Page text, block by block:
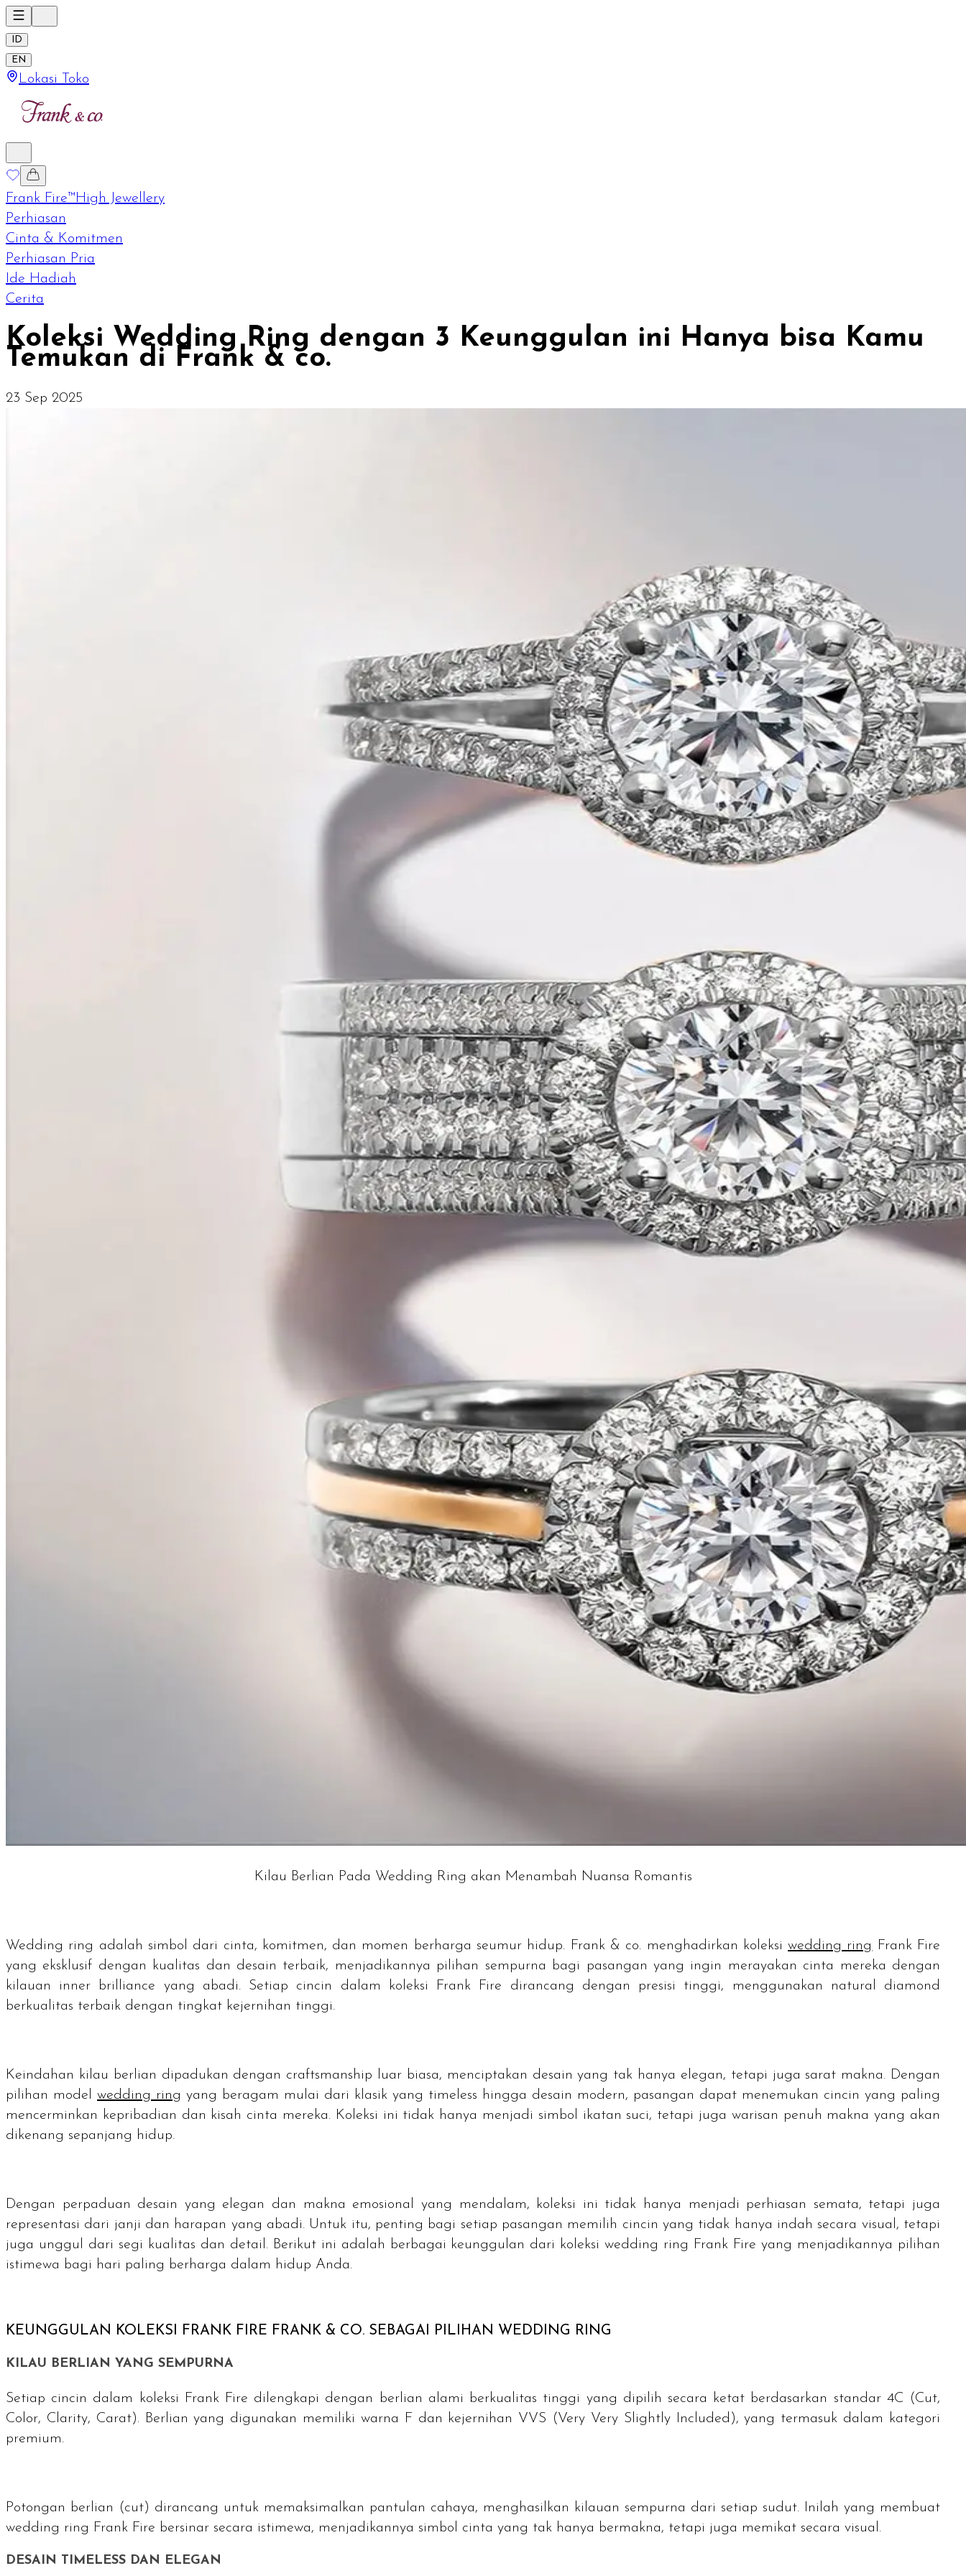
ID
EN
Lokasi Toko
Frank Fire™High Jewellery
Perhiasan
Cinta & Komitmen
Perhiasan Pria
Ide Hadiah
Cerita
Koleksi Wedding Ring dengan 3 Keunggulan ini Hanya bisa Kamu
Temukan di Frank & co.
23 Sep 2025
Kilau Berlian Pada Wedding Ring akan Menambah Nuansa Romantis
Wedding ring adalah simbol dari cinta, komitmen, dan momen berharga seumur hidup. Frank & co. menghadirkan koleksiwedding ring
Frank Fire
yang eksklusif dengan kualitas dan desain terbaik, menjadikannya pilihan sempurna bagi pasangan yang ingin merayakan cinta mereka dengan
kilauan inner brilliance yang abadi. Setiap cincin dalam koleksi Frank Fire dirancang dengan presisi tinggi, menggunakan
natural diamond
berkualitas terbaik dengan tingkat kejernihan tinggi.
Keindahan kilau berlian dipadukan dengan craftsmanship
luar biasa, menciptakan desain yang tak hanya elegan, tetapi juga sarat makna. Dengan
pilihan model wedding ring yang beragam mulai dari klasik yang timeless hingga desain modern, pasangan dapat menemukan cincin yang paling
mencerminkan kepribadian dan kisah cinta mereka. Koleksi ini tidak hanya menjadi simbol ikatan suci, tetapi juga warisan penuh makna yang akan
dikenang sepanjang hidup.
Dengan perpaduan desain yang elegan dan makna emosional yang mendalam, koleksi ini tidak hanya menjadi perhiasan semata, tetapi juga
representasi dari janji dan harapan yang abadi. Untuk itu, penting bagi setiap pasangan memilih cincin yang tidak hanya indah secara visual, tetapi
juga unggul dari segi kualitas dan detail. Berikut ini adalah berbagai keunggulan dari koleksiwedding ring Frank Fire yang menjadikannya pilihan
istimewa bagi hari paling berharga dalam hidup Anda.
KEUNGGULAN KOLEKSI FRANK FIRE FRANK & CO. SEBAGAI PILIHAN WEDDING RING
KILAU BERLIAN YANG SEMPURNA
Setiap cincin dalam koleksi Frank Fire dilengkapi dengan berlian alami berkualitas tinggi yang dipilih secara ketat berdasarkan standar 4C (Cut,
Color, Clarity, Carat). Berlian yang digunakan memiliki warna F dan kejernihan VVS (Very Very Slightly Included), yang termasuk dalam kategori
premium.
Potongan berlian (cut) dirancang untuk memaksimalkan pantulan cahaya, menghasilkan kilauan sempurna dari setiap sudut. Inilah yang membuat
wedding ring Frank Fire bersinar secara istimewa, menjadikannya simbol cinta yang tak hanya bermakna, tetapi juga memikat secara visual.
DESAIN TIMELESS DAN ELEGAN